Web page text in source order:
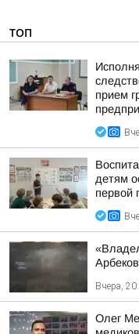
ТОП
прием
детям
первой
Вчера,
Олег